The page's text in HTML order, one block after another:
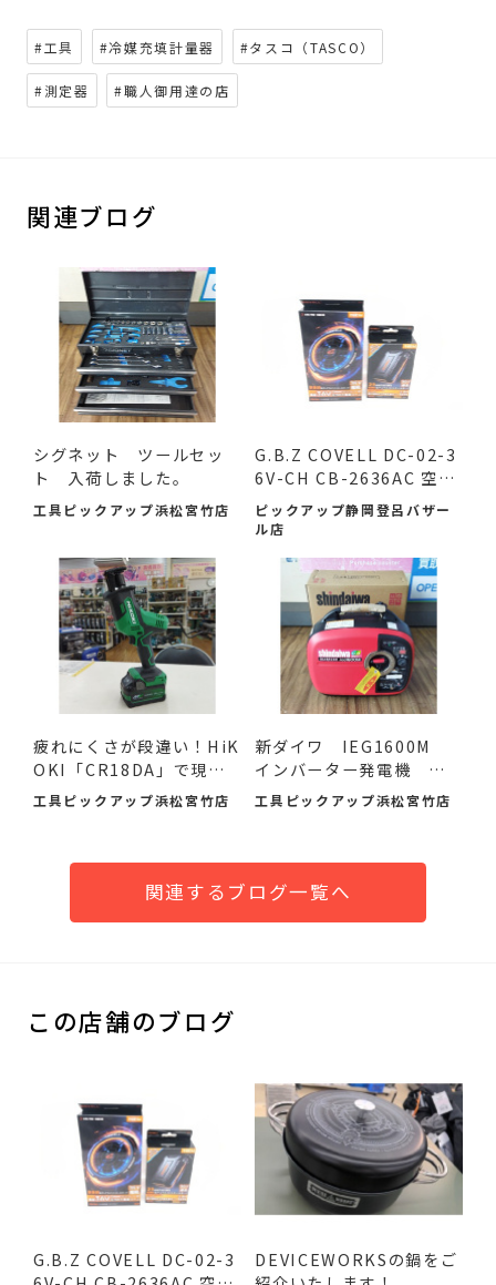
#工具 #冷媒充填計量器 #タスコ（TASCO）
#測定器 #職人御用達の店
関連ブログ
シグネット ツールセッ
ト 入荷しました。
工具ピックアップ浜松宮竹店
G.B.Z COVELL DC-02-3
6V-CH CB-2636AC 空調
作業服...
ピックアップ静岡登呂バザー
ル店
疲れにくさが段違い！HiK
OKI「CR18DA」で現場
の作...
工具ピックアップ浜松宮竹店
新ダイワ IEG1600M
インバーター発電機 入
荷し...
工具ピックアップ浜松宮竹店
関連するブログ一覧へ
この店舗のブログ
G.B.Z COVELL DC-02-3
DEVICEWORKSの鍋をご